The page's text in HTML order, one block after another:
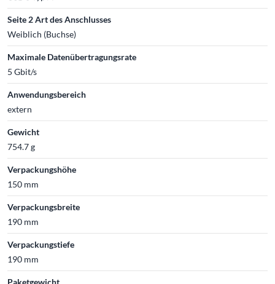
Seite 2 Art des Anschlusses
Weiblich (Buchse)
Maximale Datenübertragungsrate
5 Gbit/s
Anwendungsbereich
extern
Gewicht
754.7 g
Verpackungshöhe
150 mm
Verpackungsbreite
190 mm
Verpackungstiefe
190 mm
Paketgewicht